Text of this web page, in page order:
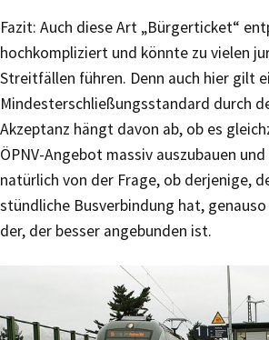
Fazit: Auch diese Art „Bürgerticket“
hochkompliziert und könnte zu vielen
Streitfällen führen. Denn auch hier gilt
Mindesterschließungsstandard durch
Akzeptanz hängt davon ab, ob es
ÖPNV-Angebot massiv auszubauen
natürlich von der Frage, ob derjenige,
stündliche Busverbindung hat,
der, der besser angebunden ist.